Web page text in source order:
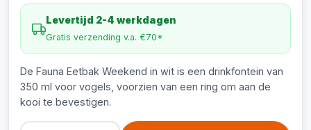
Levertijd 2-4 werkdagen
Gratis verzending v.a. €70*
De Fauna Eetbak Weekend in wit is een drinkfontein van
350 ml voor vogels, voorzien van een ring om aan de
kooi te bevestigen.